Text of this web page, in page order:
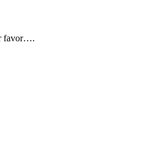
favor….